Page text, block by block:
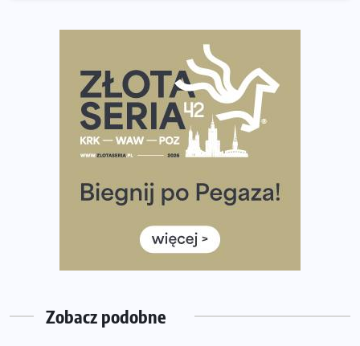
Największy Bieg Powstania Warszawskiego w historii.
Ponad 12 tysięcy uczestników pobiegło dla Bohaterów!
Tętno vs tempo – czym kierować się w bieganiu?
Co ma dużo białka? Produkty, które warto włączyć do
Rozbiegany Olsztyn szykuje się na weekend z
Już w tę sobotę 35. Bieg Powstania Warszawskiego.
Wystartuje rekordowa liczba uczestników
35. Bieg Powstania Warszawskiego – praktyczny
poradnik przed startem
Zobacz podobne